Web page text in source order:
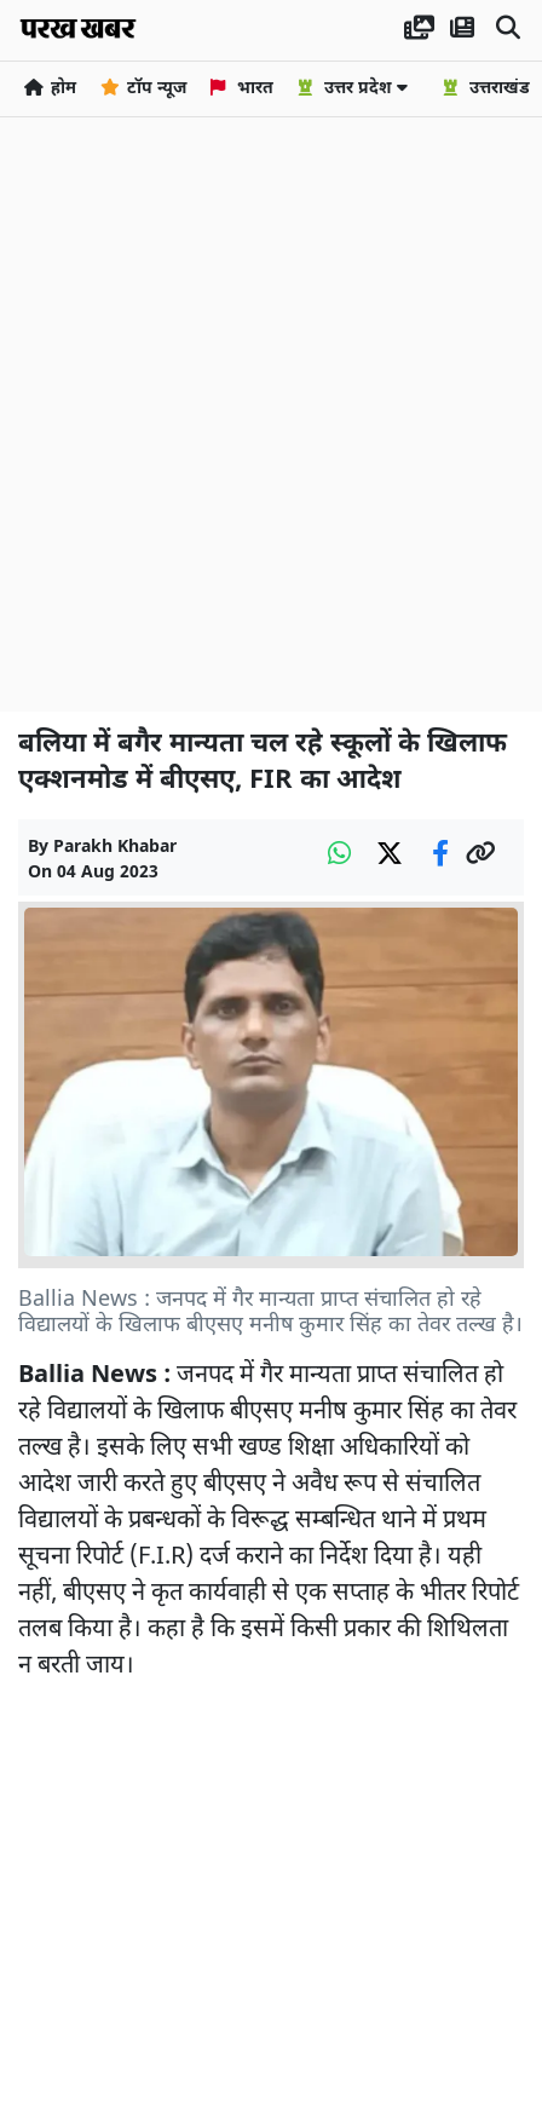
होम टॉप न्यूज भारत उत्तर प्रदेश उत्तराखंड
बलिया में बगैर मान्यता चल रहे स्कूलों के खिलाफ
एक्शनमोड में बीएसए, FIR का आदेश
By Parakh Khabar
On 04 Aug 2023
Ballia News : जनपद में गैर मान्‍यता प्राप्‍त संचालित हो रहे
विद्यालयों के खिलाफ बीएसए मनीष कुमार सिंह का तेवर तल्ख है।
Ballia News : जनपद में गैर मान्‍यता प्राप्‍त संचालित हो
रहे विद्यालयों के खिलाफ बीएसए मनीष कुमार सिंह का तेवर
तल्ख है। इसके लिए सभी खण्‍ड शिक्षा अधिकारियों को
आदेश जारी करते हुए बीएसए ने अवैध रूप से संचालित
विद्यालयों के प्रबन्धकों के विरूद्ध सम्बन्धित थाने में प्रथम
सूचना रिपोर्ट (F.I.R) दर्ज कराने का निर्देश दिया है। यही
नहीं, बीएसए ने कृत कार्यवाही से एक सप्ताह के भीतर रिपोर्ट
तलब किया है। कहा है कि इसमें किसी प्रकार की शिथिलता
न बरती जाय।